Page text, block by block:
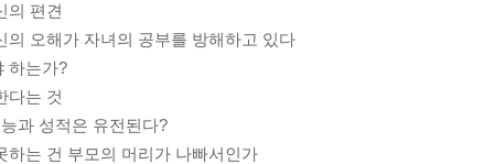
의 편견
의 오해가 자녀의 공부를 방해하고 있다
하는가?
다는 것
과 성적은 유전된다?
하는 건 부모의 머리가 나빠서인가